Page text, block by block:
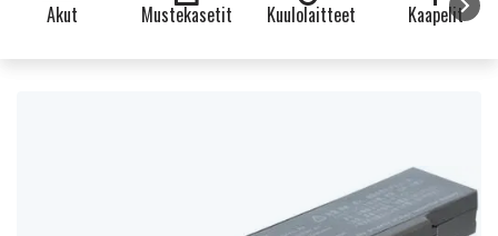
Akut Mustekasetit Kuulolaitteet Kaapelit